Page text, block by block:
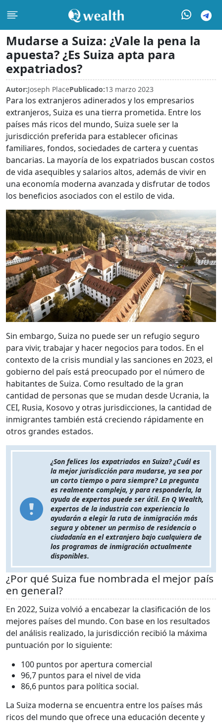
Mudarse a Suiza: ¿Vale la pena la
apuesta? ¿Es Suiza apta para
expatriados?
Autor:Joseph PlacePublicado:13 marzo 2023
Para los extranjeros adinerados y los empresarios
extranjeros, Suiza es una tierra prometida. Entre los
países más ricos del mundo, Suiza suele ser la
jurisdicción preferida para establecer oficinas
familiares, fondos, sociedades de cartera y cuentas
bancarias. La mayoría de los expatriados buscan costos
de vida asequibles y salarios altos, además de vivir en
una economía moderna avanzada y disfrutar de todos
los beneficios asociados con el estilo de vida.
Sin embargo, Suiza no puede ser un refugio seguro
para vivir, trabajar y hacer negocios para todos. En el
contexto de la crisis mundial y las sanciones en 2023, el
gobierno del país está preocupado por el número de
habitantes de Suiza. Como resultado de la gran
cantidad de personas que se mudan desde Ucrania, la
CEI, Rusia, Kosovo y otras jurisdicciones, la cantidad de
inmigrantes también está creciendo rápidamente en
otros grandes estados.
¿Son felices los expatriados en Suiza? ¿Cuál es
la mejor jurisdicción para mudarse, ya sea por
un corto tiempo o para siempre? La pregunta
es realmente compleja, y para responderla, la
ayuda de expertos puede ser útil. En Q Wealth,
expertos de la industria con experiencia lo
ayudarán a elegir la ruta de inmigración más
segura y obtener un permiso de residencia o
ciudadanía en el extranjero bajo cualquiera de
los programas de inmigración actualmente
disponibles.
¿Por qué Suiza fue nombrada el mejor país
en general?
En 2022, Suiza volvió a encabezar la clasificación de los
mejores países del mundo. Con base en los resultados
del análisis realizado, la jurisdicción recibió la máxima
puntuación por lo siguiente:
100 puntos por apertura comercial
96,7 puntos para el nivel de vida
86,6 puntos para política social.
La Suiza moderna se encuentra entre los países más
ricos del mundo que ofrece una educación decente y